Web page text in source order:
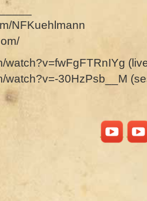
NFKuehlmann
watch?v=fwFgFTRnIYg
watch?v=-30HzPsb__M